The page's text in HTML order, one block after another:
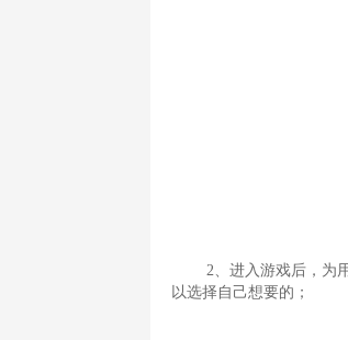
2、进入游戏后，为
以选择自己想要的；